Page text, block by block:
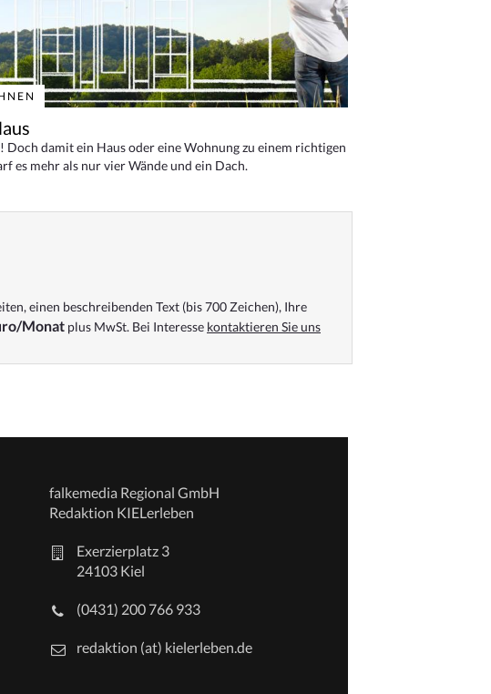
Doch damit ein Haus oder eine Wohnung zu einem richtigen
es mehr als nur vier Wände und ein Dach.
einen beschreibenden Text (bis 700 Zeichen), Ihre
Monat plus MwSt. Bei Interesse kontaktieren Sie uns
falkemedia Regional GmbH
Redaktion KIELerleben
Exerzierplatz 3
24103 Kiel
(0431) 200 766 933
redaktion (at) kielerleben.de